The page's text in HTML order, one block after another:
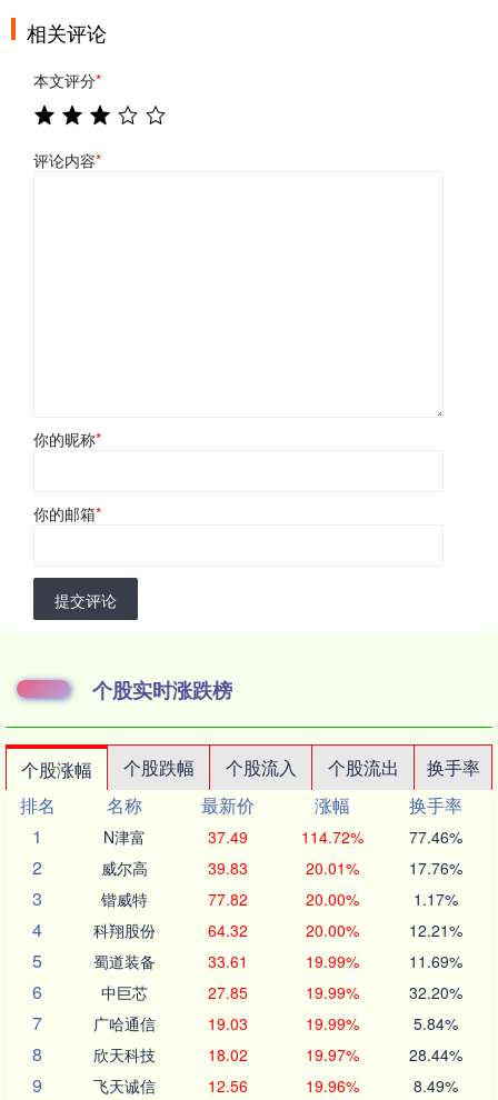
相关评论
本文评分*
评论内容*
你的昵称*
你的邮箱*
提交评论
个股实时涨跌榜
个股涨幅 个股跌幅 个股流入 个股流出
换手率
排名
名称 最新价 涨幅
换手率
1
N津富 37.49 114.72% 77.46%
2 威尔高 39.83 20.01% 17.76%
3 锴威特 77.82 20.00% 1.17%
4 科翔股份 64.32 20.00% 12.21%
5 蜀道装备 33.61 19.99% 11.69%
6 中巨芯 27.85 19.99% 32.20%
7 广哈通信 19.03 19.99% 5.84%
8 欣天科技 18.02 19.97% 28.44%
9 飞天诚信 12.56 19.96% 8.49%